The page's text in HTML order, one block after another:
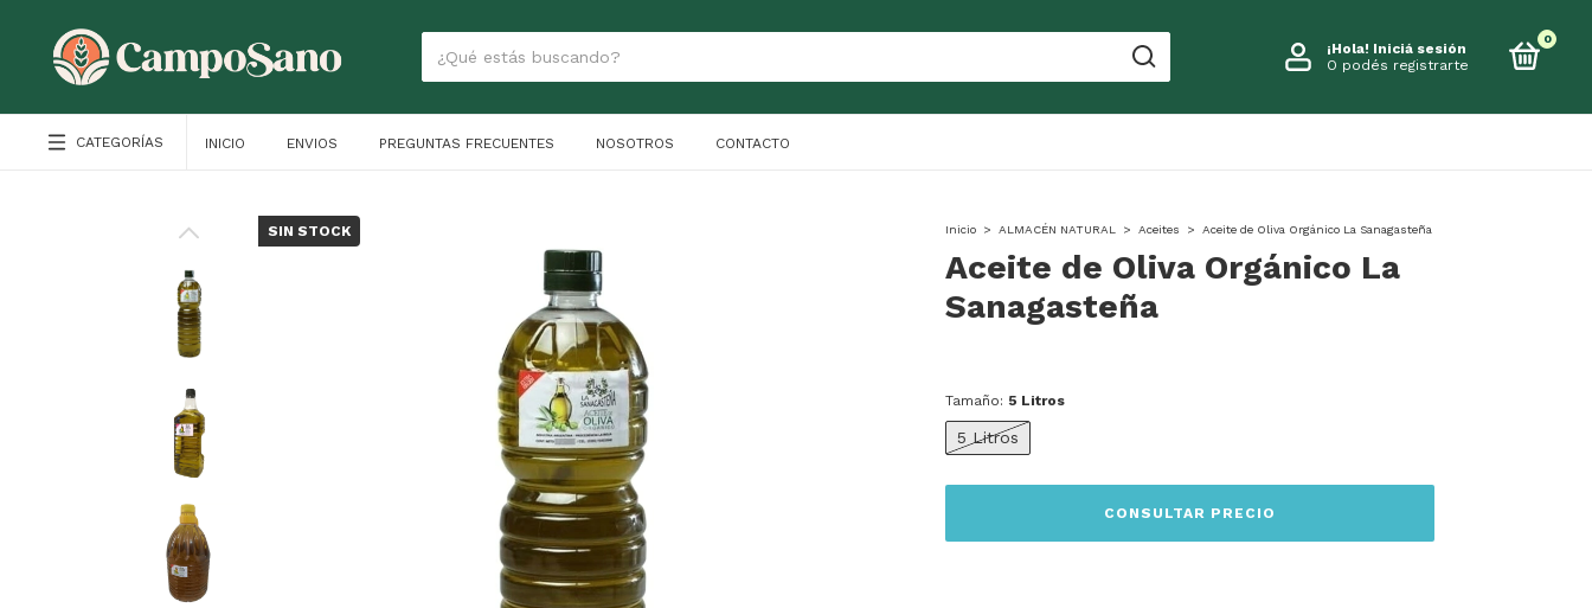
¡Hola! Iniciá sesión
O podés registrarte
0
CATEGORÍAS INICIO ENVIOS PREGUNTAS FRECUENTES NOSOTROS CONTACTO
SIN STOCK Inicio > ALMACÉN NATURAL > Aceites > Aceite de Oliva Orgánico La Sanagasteña
Aceite de Oliva Orgánico La
Sanagasteña
Tamaño: 5 Litros
5 Litros